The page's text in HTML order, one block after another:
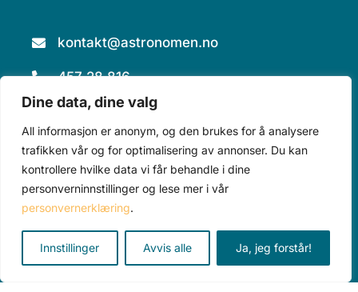
Dine data, dine valg
All informasjon er anonym, og den brukes for å analysere
trafikken vår og for optimalisering av annonser. Du kan
kontrollere hvilke data vi får behandle i dine
personverninnstillinger og lese mer i vår
personvernerklæring.
Innstillinger Avvis alle Ja, jeg forstår!
kontakt@astronomen.no
457 28 816
Piperveien 490, 2743 Harestua
Teleskop Tilbehør Alle produkter